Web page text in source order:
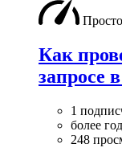
Как
запросе
1
более
248